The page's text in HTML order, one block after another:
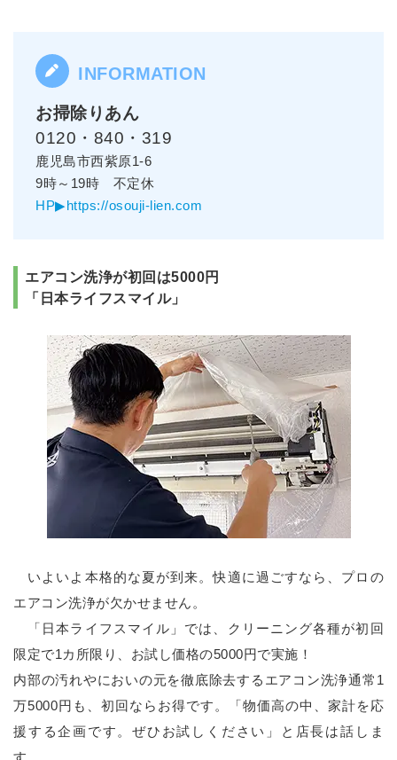
お掃除りあん
0120・840・319
鹿児島市西紫原1-6
9時～19時 不定休
HP▶https://osouji-lien.com
エアコン洗浄が初回は5000円
「日本ライフスマイル」
いよいよ本格的な夏が到来。快適に過ごすなら、プロの
エアコン洗浄が欠かせません。
「日本ライフスマイル」では、クリーニング各種が初回
限定で1カ所限り、お試し価格の5000円で実施！
内部の汚れやにおいの元を徹底除去するエアコン洗浄通常1
万5000円も、初回ならお得です。「物価高の中、家計を応
援する企画です。ぜひお試しください」と店長は話しま
す。